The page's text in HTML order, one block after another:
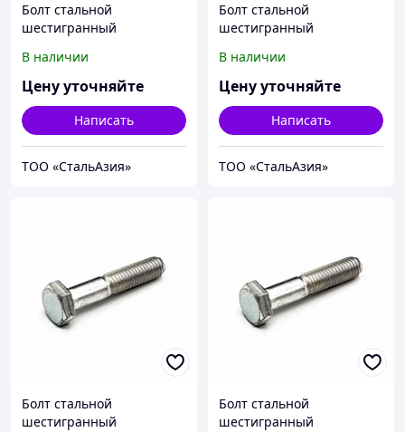
Болт стальной
шестигранный
прочности 5.6
10Х11Н23Т3МР М8х1,25х8
ГОСТ 7798-70
В наличии
Цену уточняйте
Написать
ТОО «СтальАзия»
Болт стальной
шестигранный
прочности 5.6
10Х11Н23Т3МР
М8х1,25х10 ГОСТ 7798-70
В наличии
Цену уточняйте
Написать
ТОО «СтальАзия»
Болт стальной
шестигранный
Болт стальной
шестигранный